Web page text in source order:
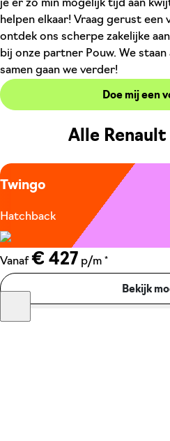
je er zo min mogelijk tijd aan
helpen elkaar! Vraag gerust
ontdek ons scherpe zakelijke
bij onze partner Pouw. We
samen gaan we verder!
Doe mij een
Alle
Twingo
Hatchback
Vanaf € 427 p/m *
Bekijk